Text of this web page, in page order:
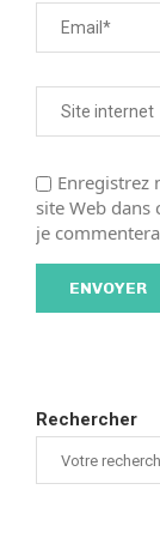
Enregistrez
site Web
je
Rechercher